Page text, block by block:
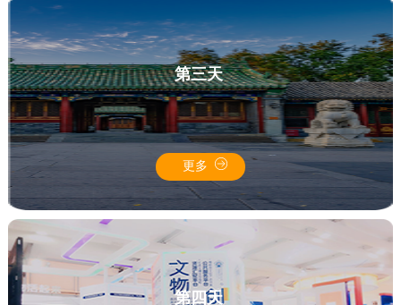
第三天
更多
第四天